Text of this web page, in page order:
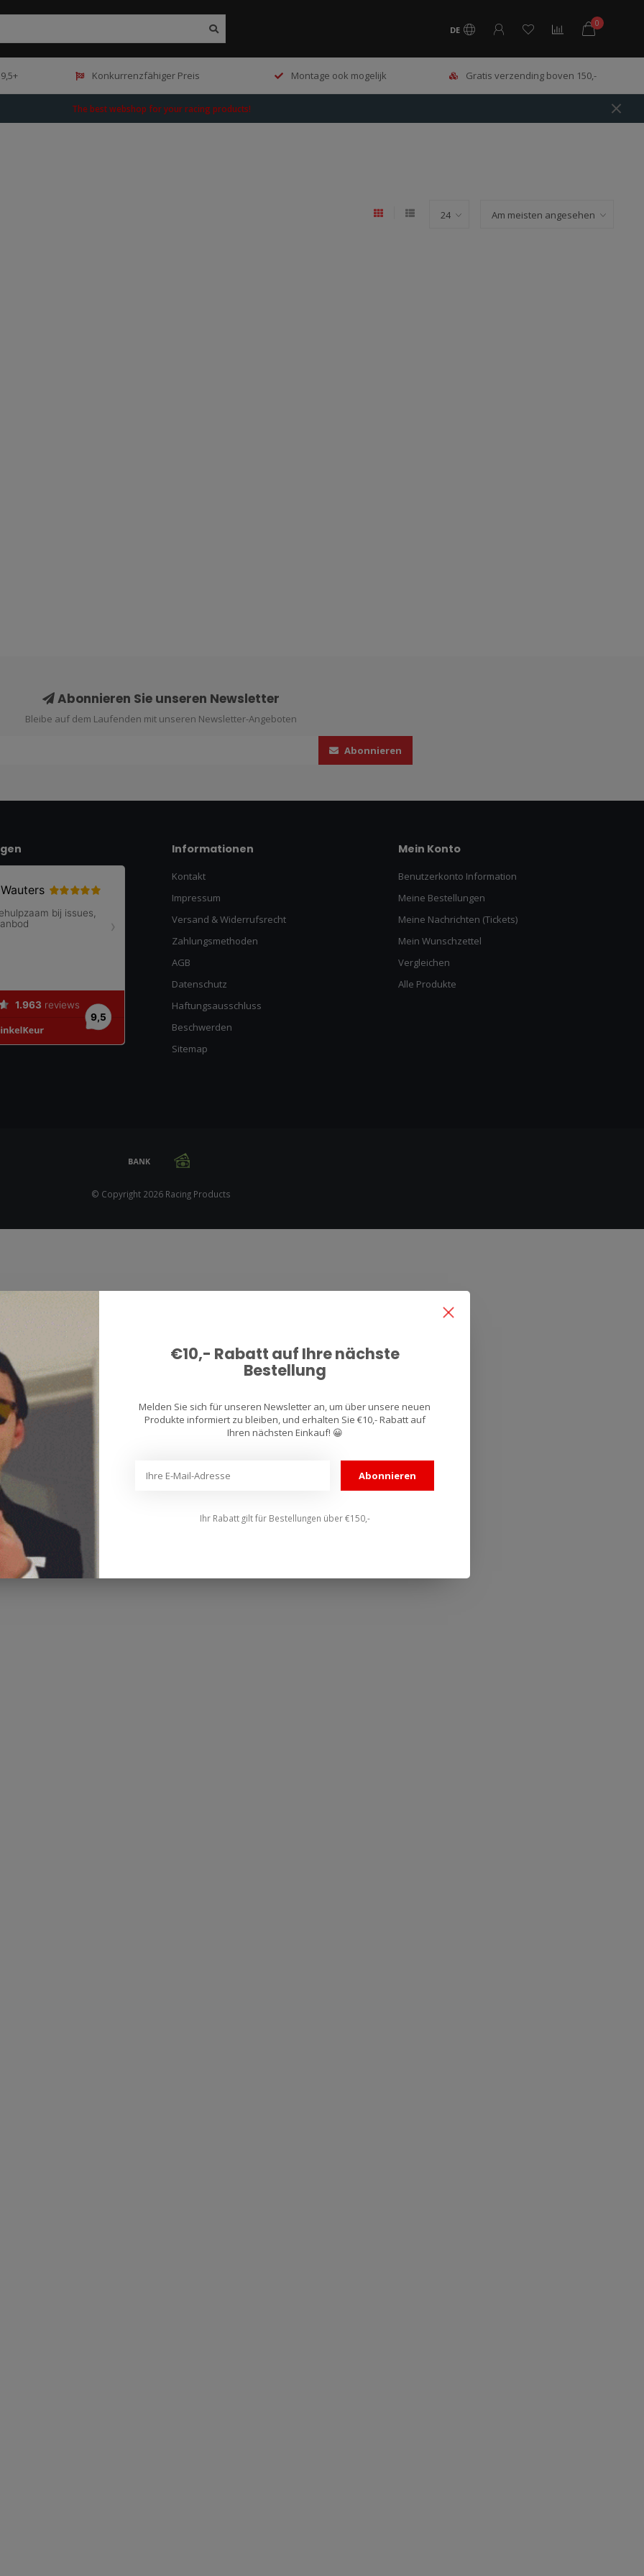
DE
0
Konkurrenzfähiger Preis Montage ook mogelijk Gratis verzending boven 150,-
The best webshop for your racing products!
Abonnieren Sie unseren Newsletter
Bleibe auf dem Laufenden mit unseren Newsletter-Angeboten
Abonnieren
Informationen
Kontakt
Impressum
Versand & Widerrufsrecht
Zahlungsmethoden
AGB
Datenschutz
Haftungsausschluss
Beschwerden
Sitemap
Mein Konto
Benutzerkonto Information
Meine Bestellungen
Meine Nachrichten (Tickets)
Mein Wunschzettel
Vergleichen
Alle Produkte
© Copyright 2026 Racing Products
€10,- Rabatt auf Ihre nächste
Bestellung
Melden Sie sich für unseren Newsletter an, um über unsere neuen
Produkte informiert zu bleiben, und erhalten Sie €10,- Rabatt auf
Ihren nächsten Einkauf! 😀
Abonnieren
Ihr Rabatt gilt für Bestellungen über €150,-